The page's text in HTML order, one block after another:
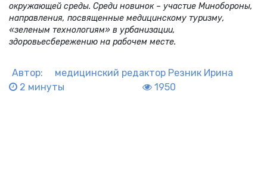
окружающей среды. Среди новинок – участие Минобороны,
направления, посвященные медицинскому туризму,
«зеленым технологиям» в урбанизации,
здоровьесбережению на рабочем месте.
Автор: медицинский редактор Резник Ирина
2 минуты
1950